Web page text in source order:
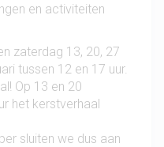
en activiteiten
zaterdag 13, 20, 27
tussen 12 en 17 uur.
Op 13 en 20
het kerstverhaal
sluiten we dus aan